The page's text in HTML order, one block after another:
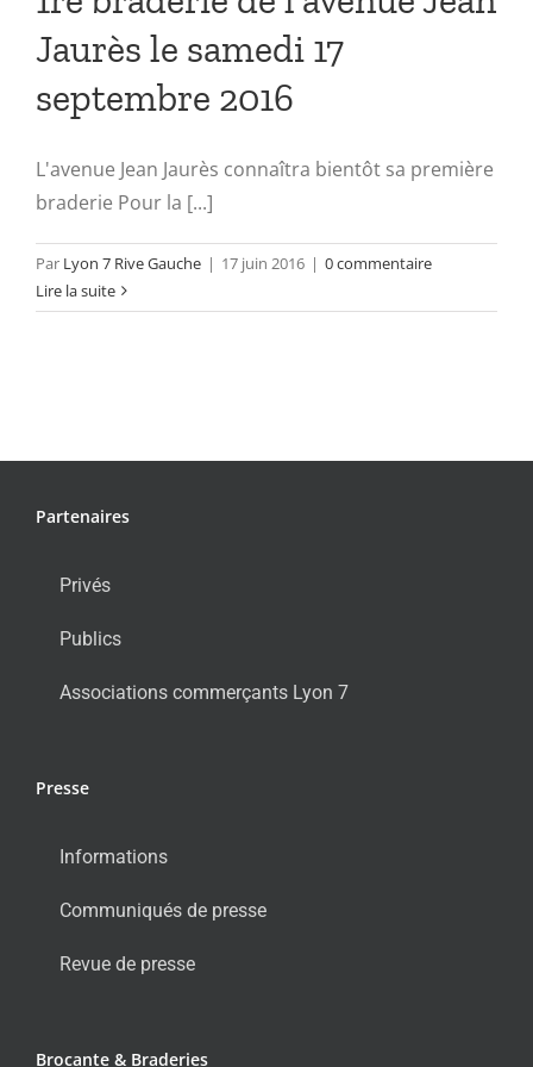
Jaurès le samedi 17
septembre 2016
L'avenue Jean Jaurès connaîtra bientôt sa première
braderie Pour la [...]
Par Lyon 7 Rive Gauche | 17 juin 2016 | 0 commentaire
Lire la suite
Partenaires
Privés
Publics
Associations commerçants Lyon 7
Presse
Informations
Communiqués de presse
Revue de presse
Brocante & Braderies